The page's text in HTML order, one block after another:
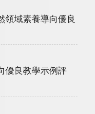
領域素養導向優良
優良教學示例評